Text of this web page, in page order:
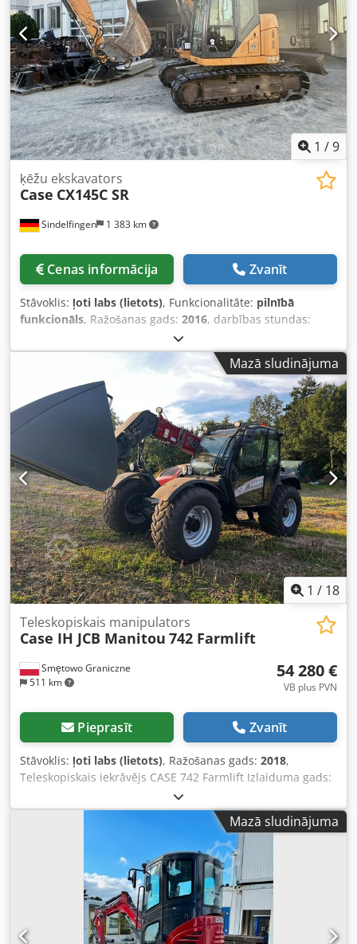
1 /9
Sindelfingen 1 383 km
ķēžu ekskavators
Case CX145C SR
Cenas informācija Zvanīt
Stāvoklis: ļoti labs (lietots), Funkcionalitāte: pilnībā
funkcionāls, Ražošanas gads: 2016, darbības stundas:
, * 11 500 stundas * Darba svars 15 700 kg *
Dzinēja jauda 77 kW * Roadliner * hidrauliskais ātrās
sakabes mehānisms * kondicionieris Credpfx Alsy Rm H Ej
Mazā sludinājuma
1 / 18
Smętowo Graniczne
511 km
Teleskopiskais manipulators
Case IH JCB Manitou 742 Farmlift
54 280 €
VB plus PVN
Pieprasīt Zvanīt
Stāvoklis: ļoti labs (lietots), Ražošanas gads: 2018,
Teleskopiskais iekrāvējs CASE 742 Farmlift Izlaiduma gads:
2018 Crodpfx Alsw Nq Nge Tjf 4800 moto stundas Strēles
garums: 7 m Celtspēja: 4,2 t Jauda: 107 kW Aizmugurējā
sakabe Džoistiks Kondicionieris 4x4 piedziņa Viss darba
Mazā sludinājuma